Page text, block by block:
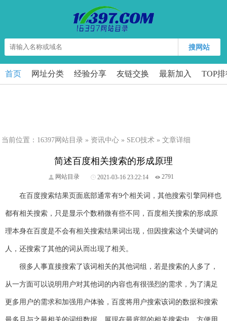
搜网站
首页 网址分类 经验分享 友链交换 最新加入 TOP
当前位置： 16397网站目录 » 资讯中心 » SEO技术 » 文章详细
简述百度相关搜索的形成原理
网站目录 2021-03-16 23:22:14 2791
在百度搜索结果页面底部通常有9个相关词，其他搜索引擎同样也
都有相关搜索，只是显示个数稍微有些不同，百度相关搜索的形成原
理本身在百度是不会有相关搜索结果词出现，但因搜索这个关键词的
人，还搜索了其他的词从而出现了相关。
很多人事直接搜索了该词相关的其他词组，若是搜索的人多了，
从一方面可以说明用户对其他词的内容也有很强烈的需求，为了满足
更多用户的需求和加强用户体验，百度将用户搜索该词的数据和搜索